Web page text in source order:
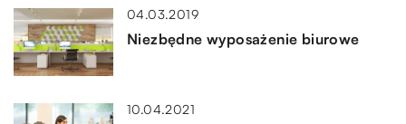
04.03.2019
Niezbędne wyposażenie biurowe
10.04.2021